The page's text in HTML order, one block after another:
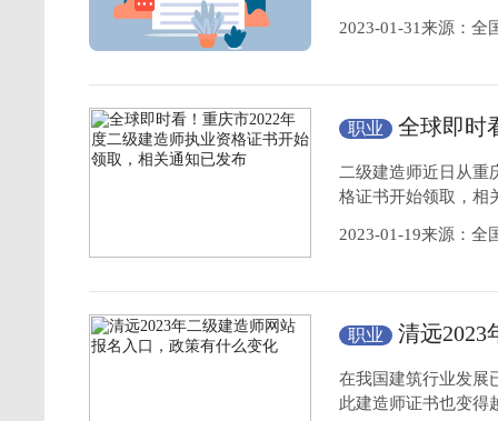
2023-01-31来源：全
职业
全球即时
资格证书开始
二级建造师近日从重
格证书开始领取，相
2023-01-19来源：全
职业
清远2023
什么变化
在我国建筑行业发展
此建造师证书也变得